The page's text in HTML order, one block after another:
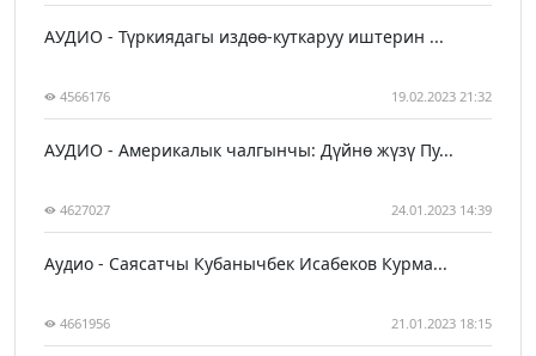
АУДИО - Түркиядагы издөө-куткаруу иштерин ...
4566176 19.02.2023 21:32
АУДИО - Америкалык чалгынчы: Дүйнө жүзү Пу...
4627027 24.01.2023 14:39
Аудио - Саясатчы Кубанычбек Исабеков Курма...
4661956 21.01.2023 18:15